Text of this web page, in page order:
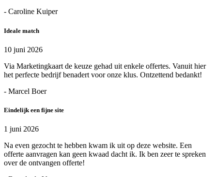
- Caroline Kuiper
Ideale match
10 juni 2026
Via Marketingkaart de keuze gehad uit enkele offertes. Vanuit hier
het perfecte bedrijf benadert voor onze klus. Ontzettend bedankt!
- Marcel Boer
Eindelijk een fijne site
1 juni 2026
Na even gezocht te hebben kwam ik uit op deze website. Een
offerte aanvragen kan geen kwaad dacht ik. Ik ben zeer te spreken
over de ontvangen offerte!